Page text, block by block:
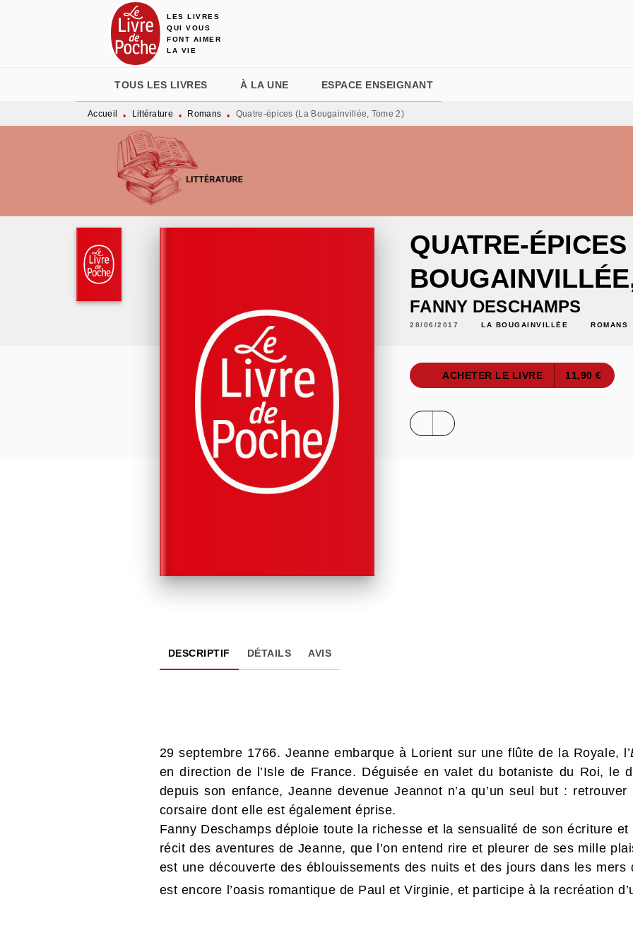
MENU RECHERCHE
LES LIVRES
QUI VOUS
FONT AIMER
LA VIE
TOUS LES LIVRES À LA UNE ESPACE ENSEIGNANT
Accueil • Littérature • Romans • Quatre-épices (La Bougainvillée, Tome 2)
QUATRE-
FANNY DESCHAMPS
28/06/2017 LA BOUGAINVILLÉE ROMANS
ACHETER LE LIVRE 11,90 €
DESCRIPTIF DÉTAILS AVIS
29 septembre 1766. Jeanne embarque à Lorient sur une flûte de la Royale, l’
en direction de l’Isle de France. Déguisée en valet du botaniste du Roi, le
depuis son enfance, Jeanne devenue Jeannot n’a qu’un seul but :
corsaire dont elle est également éprise.
Fanny Deschamps déploie toute la richesse et la sensualité de son écriture
récit des aventures de Jeanne, que l’on entend rire et pleurer de ses mille
est une découverte des éblouissements des nuits et des jours dans les mers
est encore l’oasis romantique de Paul et Virginie, et participe à la recréation